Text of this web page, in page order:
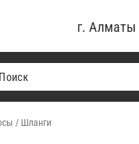
г. Алматы
/ Шланги